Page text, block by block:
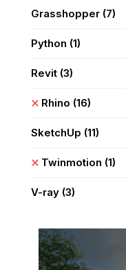
Grasshopper (7)
Python (1)
Revit (3)
Rhino (16)
SketchUp (11)
Twinmotion (1)
V-ray (3)